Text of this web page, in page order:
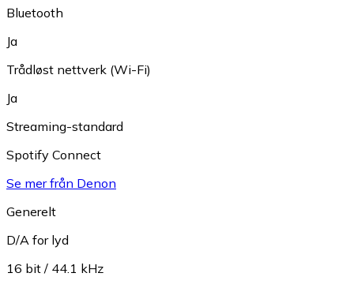
Bluetooth
Ja
Trådløst nettverk (Wi-Fi)
Ja
Streaming-standard
Spotify Connect
Se mer från Denon
Generelt
D/A for lyd
16 bit / 44.1 kHz